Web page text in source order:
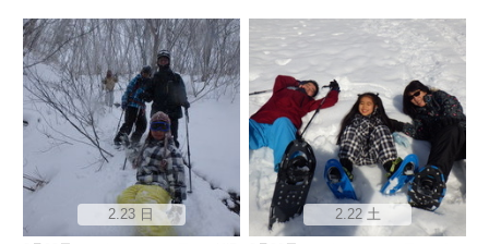
2.23 日 2.22 土